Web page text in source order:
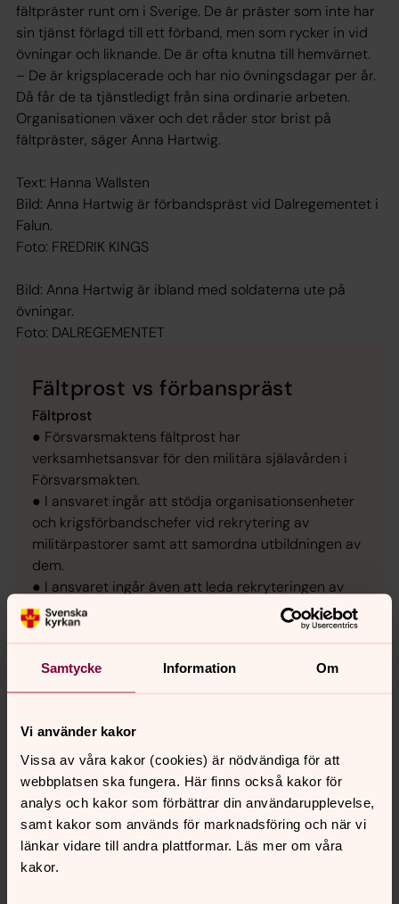
Samtycke Information Om
Vi använder kakor
Vissa av våra kakor (cookies) är nödvändiga för att
webbplatsen ska fungera. Här finns också kakor för
analys och kakor som förbättrar din användarupplevelse,
samt kakor som används för marknadsföring och när vi
länkar vidare till andra plattformar. Läs mer om våra
kakor.
fältpräster runt om i Sverige. De är präster som inte har
sin tjänst förlagd till ett förband, men som rycker in vid
övningar och liknande. De är ofta knutna till hemvärnet.
– De är krigsplacerade och har nio övningsdagar per år.
Då får de ta tjänstledigt från sina ordinarie arbeten.
Organisationen växer och det råder stor brist på
fältpräster, säger Anna Hartwig.
Text: Hanna Wallsten
Bild: Anna Hartwig är förbandspräst vid Dalregementet i
Falun.
Foto: FREDRIK KINGS
Bild: Anna Hartwig är ibland med soldaterna ute på
övningar.
Foto: DALREGEMENTET
Fältprost vs förbanspräst
Fältprost
● Försvarsmaktens fältprost har
verksamhetsansvar för den militära själavården i
Försvarsmakten.
● I ansvaret ingår att stödja organisationsenheter
och krigsförbandschefer vid rekrytering av
militärpastorer samt att samordna utbildningen av
dem.
● I ansvaret ingår även att leda rekryteringen av
militärpastorer till internationella insatser, samt att
samverka internationellt avseende militär själavård.
Förbandspräst:
● Arbetar direkt med soldaterna vid ett specifikt
● Ansvarar för själavård, stöd vid kriser,
gudstjänster och andaktsliv.
● Finansieras huvudsakligen av Försvarsmakten,
även om prästen ofta är anställd och utbildad av
ett civilt kyrkosamfund (oftast Svenska kyrkan).